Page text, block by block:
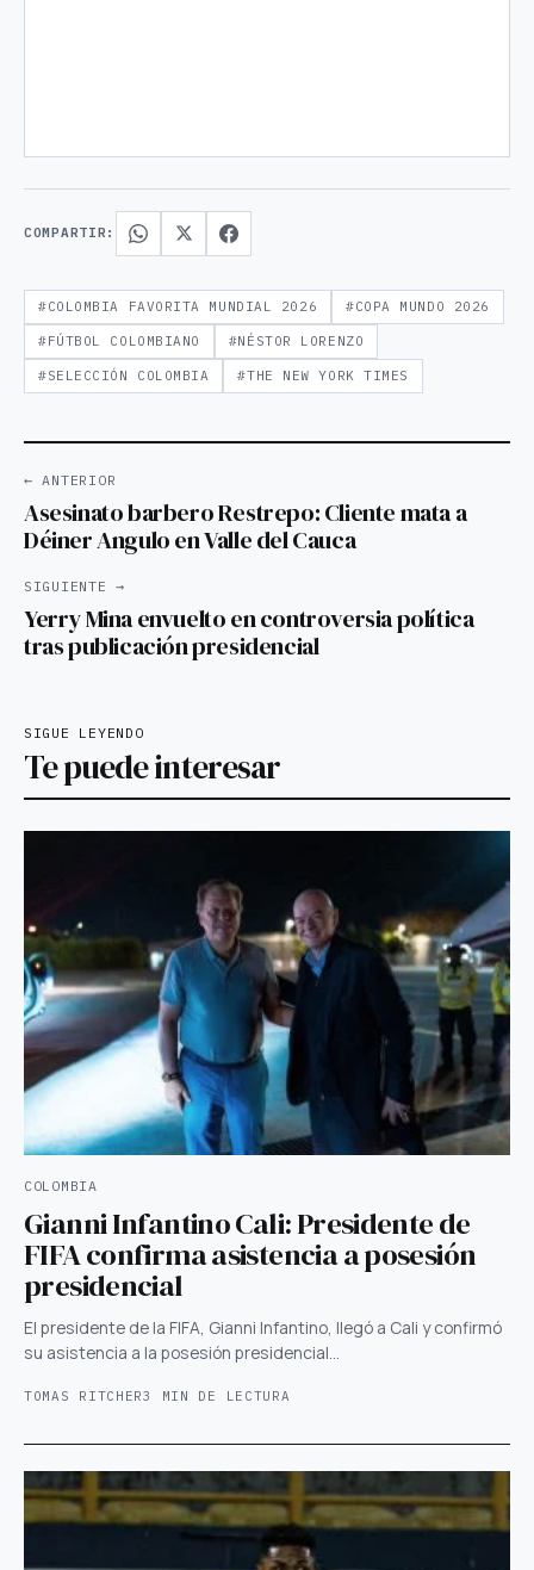
COMPARTIR:
#COLOMBIA FAVORITA MUNDIAL 2026 #COPA MUNDO 2026
#FÚTBOL COLOMBIANO #NÉSTOR LORENZO
#SELECCIÓN COLOMBIA #THE NEW YORK TIMES
← ANTERIOR
Asesinato barbero Restrepo: Cliente mata a
Déiner Angulo en Valle del Cauca
SIGUIENTE →
Yerry Mina envuelto en controversia política
tras publicación presidencial
SIGUE LEYENDO
Te puede interesar
COLOMBIA
Gianni Infantino Cali: Presidente de
FIFA confirma asistencia a posesión
presidencial
El presidente de la FIFA, Gianni Infantino, llegó a Cali y confirmó
su asistencia a la posesión presidencial…
TOMAS RITCHER3 MIN DE LECTURA